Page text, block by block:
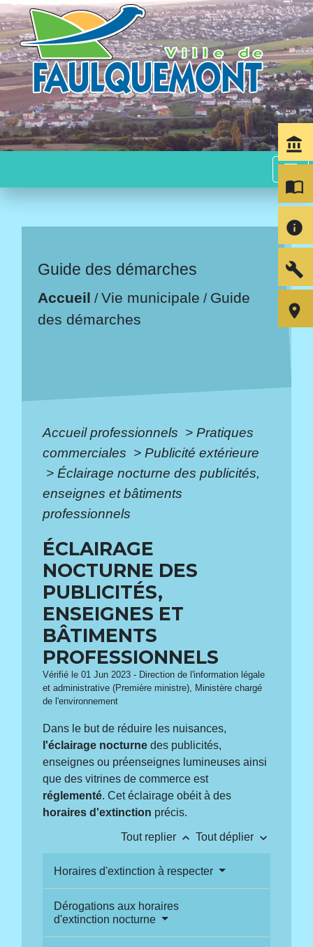
menu
Guide des démarches
Accueil /Vie municipale / Guide
des démarches
Accueil professionnels > Pratiques
commerciales > Publicité extérieure
> Éclairage nocturne des publicités,
enseignes et bâtiments
professionnels
ÉCLAIRAGE
NOCTURNE DES
PUBLICITÉS,
ENSEIGNES ET
BÂTIMENTS
PROFESSIONNELS
Vérifié le 01 Jun 2023 - Direction de l'information légale
et administrative (Première ministre), Ministère chargé
de l'environnement
Dans le but de réduire les nuisances,
l'éclairage nocturne des publicités,
enseignes ou préenseignes lumineuses ainsi
que des vitrines de commerce est
réglementé. Cet éclairage obéit à des
horaires d'extinction précis.
Tout replier keyboard_arrow_up Tout déplier keyboard_arrow_down
Horaires d'extinction à respecter
Dérogations aux horaires
d'extinction nocturne
account_balance
import_contacts
info
build
room